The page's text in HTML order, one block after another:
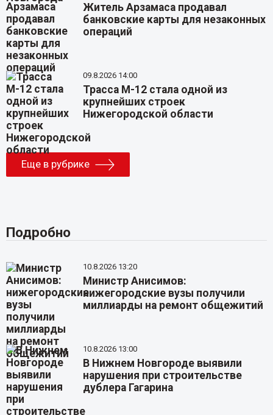
Житель Арзамаса продавал
банковские карты для незаконных
операций
09.8.2026 14:00
Трасса М-12 стала одной из
крупнейших строек
Нижегородской области
Еще в рубрике
Подробно
10.8.2026 13:20
Министр Анисимов:
нижегородские вузы получили
миллиарды на ремонт общежитий
10.8.2026 13:00
В Нижнем Новгороде выявили
нарушения при строительстве
дублера Гагарина